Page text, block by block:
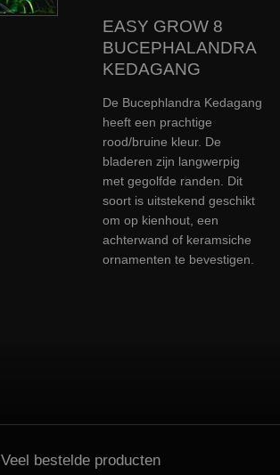
EASY GROW 8
BUCEPHALANDRA
KEDAGANG
De Bucephlandra Kedagang
heeft een prachtige
rood/bruine kleur. De
bladeren zijn langwerpig
met gegolfde randen. Dit
soort is uitstekend geschikt
om op kienhout, een
achterwand of keramsiche
ornamenten te bevestigen.
Veel bestelde producten